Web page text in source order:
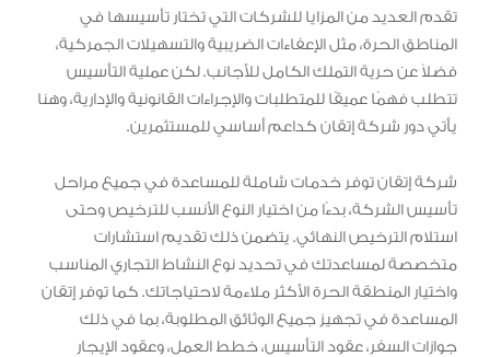
تقدم العديد من المزايا للشركات التي تختار تأسيسها في
المناطق الحرة، مثل الإعفاءات الضريبية والتسهيلات الجمركية،
فضلاً عن حرية التملك الكامل للأجانب. لكن عملية التأسيس
تتطلب فهمًا عميقًا للمتطلبات والإجراءات القانونية والإدارية، وهنا
يأتي دور شركة إتقان كداعم أساسي للمستثمرين.
شركة إتقان توفر خدمات شاملة للمساعدة في جميع مراحل
تأسيس الشركة، بدءًا من اختيار النوع الأنسب للترخيص وحتى
استلام الترخيص النهائي. يتضمن ذلك تقديم استشارات
متخصصة لمساعدتك في تحديد نوع النشاط التجاري المناسب
واختيار المنطقة الحرة الأكثر ملاءمة لاحتياجاتك. كما توفر إتقان
المساعدة في تجهيز جميع الوثائق المطلوبة، بما في ذلك
جوازات السفر، عقود التأسيس، خطط العمل، وعقود الإيجار